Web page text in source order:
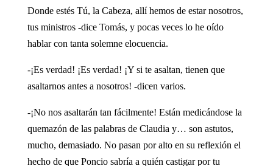
Donde estés Tú, la Cabeza, allí hemos de estar nosotros,
tus ministros -dice Tomás, y pocas veces lo he oído
hablar con tanta solemne elocuencia.
-¡Es verdad! ¡Es verdad! ¡Y si te asaltan, tienen que
asaltarnos antes a nosotros! -dicen varios.
-¡No nos asaltarán tan fácilmente! Están medicándose la
quemazón de las palabras de Claudia y… son astutos,
mucho, demasiado. No pasan por alto en su reflexión el
hecho de que Poncio sabría a quién castigar por tu